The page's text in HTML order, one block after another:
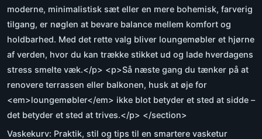
moderne, minimalistisk sæt eller en mere bohemisk, farverig
tilgang, er nøglen at bevare balance mellem komfort og
holdbarhed. Med det rette valg bliver loungemøbler et hjørne
af verden, hvor du kan trække stikket ud og lade hverdagens
stress smelte væk.</p> <p>Så næste gang du tænker på at
renovere terrassen eller balkonen, husk at øje for
<em>loungemøbler</em> ikke blot betyder et sted at sidde –
det betyder et sted at trives.</p> </section>
Vaskekurv: Praktik, stil og tips til en smartere vasketur